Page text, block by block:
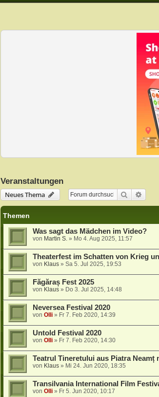
Veranstaltungen
Neues Thema
Suche
Themen
Was sagt das Mädchen im Video?
von Martin S.» Mo 4. Aug 2025, 11:57
Theaterfest im Schatten von Krieg
von Klaus» Sa 5. Jul 2025, 19:53
Făgăraș Fest 2025
von Klaus» Do 3. Jul 2025, 14:48
Neversea Festival 2020
von Olli» Fr 7. Feb 2020, 14:39
Untold Festival 2020
von Olli» Fr 7. Feb 2020, 14:30
Teatrul Tineretului aus Piatra Neamț
von Klaus» Mi 24. Jun 2020, 18:35
Transilvania International Film
von Olli» Fr 5. Jun 2020, 10:17